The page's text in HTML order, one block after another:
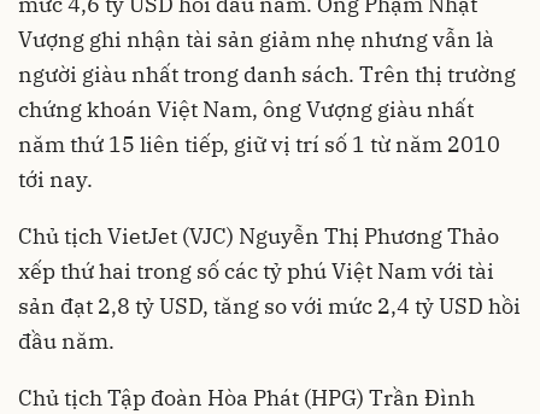
Vượng ghi nhận tài sản giảm nhẹ nhưng vẫn là
người giàu nhất trong danh sách. Trên thị trường
chứng khoán Việt Nam, ông Vượng giàu nhất
năm thứ 15 liên tiếp, giữ vị trí số 1 từ năm 2010
tới nay.
Chủ tịch VietJet (VJC) Nguyễn Thị Phương Thảo
xếp thứ hai trong số các tỷ phú Việt Nam với tài
sản đạt 2,8 tỷ USD, tăng so với mức 2,4 tỷ USD hồi
đầu năm.
Chủ tịch Tập đoàn Hòa Phát (HPG) Trần Đình